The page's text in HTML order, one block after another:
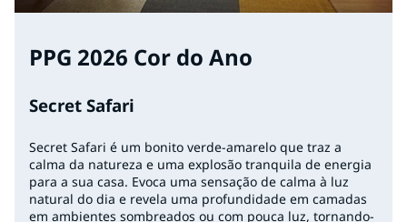
PPG 2026 Cor do Ano
Secret Safari
Secret Safari é um bonito verde-amarelo que traz a
calma da natureza e uma explosão tranquila de energia
para a sua casa. Evoca uma sensação de calma à luz
natural do dia e revela uma profundidade em camadas
em ambientes sombreados ou com pouca luz, tornando-